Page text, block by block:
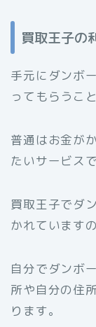
買取王子の
手元にダンボ
ってもらうこ
普通はお金が
たいサービス
買取王子でダ
かれています
自分でダンボ
所や自分の住
ります。